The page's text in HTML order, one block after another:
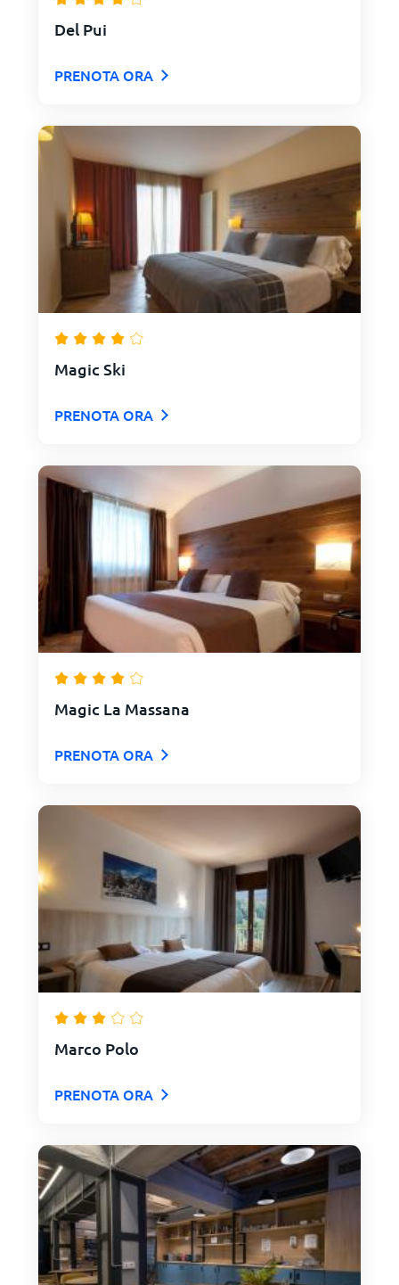
Del Pui
PRENOTA ORA
Magic Ski
PRENOTA ORA
Magic La Massana
PRENOTA ORA
Marco Polo
PRENOTA ORA